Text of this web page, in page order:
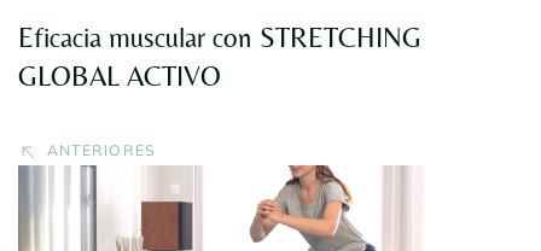
Eficacia muscular con STRETCHING
GLOBAL ACTIVO
ANTERIORES